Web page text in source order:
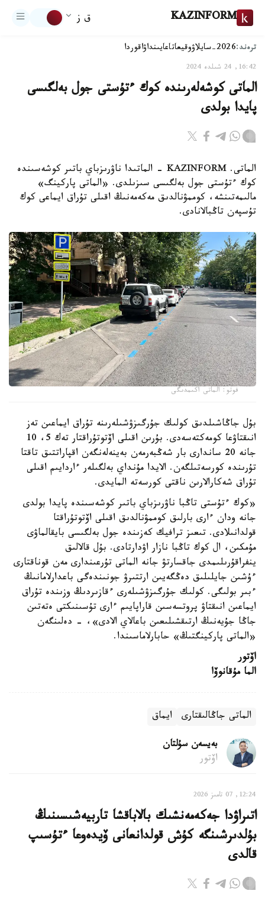
KAZINFORM ق ز
ترەند:2026-سايلاۋ وقيعاتاعايىنداۋاقوردا
16:42, 24 شىلدە 2024
الماتى كوشەلەرىندە كوك ءتۇستى جول بەلگىسى
پايدا بولدى
الماتى. KAZINFORM - الماتىدا ناۋرىزباي باتىر كوشەسىندە
كوك ءتۇستى جول بەلگىسى سىزىلدى. «الماتى پاركينگ»
مالىمەتىنشە، كوممۋنالدىق مەكەمەنىڭ اقىلى تۇراق ايماعى كوك
تۇسپەن تاڭبالانادى.
فوتو: الماتى اكىمدىگى
بۇل جاڭاشىلدىق كولىك جۇرگىزۋشىلەرىنە تۇراق ايماعىن تەز
انىقتاۋعا كومەكتەسەدى. بۇرىن اقىلى اۆتوتۇراقتار تەك 5، 10
جانە 20 ساندارى بار شەڭبەرمەن بەينەلەنگەن اقپاراتتىق تاقتا
تۇرىندە كورسەتىلگەن. الايدا مۇنداي بەلگىلەر ءاردايىم اقىلى
تۇراق شەكارالارىن ناقتى كورسەتە المايدى.
«كوك ءتۇستى تاڭبا ناۋرىزباي باتىر كوشەسىندە پايدا بولدى
جانە ودان ءارى بارلىق كوممۋنالدىق اقىلى اۆتوتۇراقتا
قولدانىلادى. تىعىز ترافيك كەزىندە جول بەلگىسى بايقالماۋى
مۇمكىن، ال كوك تاڭبا نازار اۋدارتادى. بۇل قالالىق
ينفراقۇرىلىمدى جاقسارتۋ جانە الماتى تۇرعىندارى مەن قوناقتارى
ءۇشىن جايلىلىق دەڭگەيىن ارتتىرۋ جونىندەگى باعدارلامانىڭ
ءبىر بولىگى. كولىك جۇرگىزۋشىلەرى ءقازىردىڭ وزىندە تۇراق
ايماعىن انىقتاۋ پروتسەسىن قاراپايىم ءارى تۇسىنىكتى ەتەتىن
جاڭا جۇيەنىڭ ارتىقشىلىعىن باعالاي الادى»، - دەلىنگەن
«الماتى پاركينگتىڭ» حابارلاماسىندا.
اۆتور
الما مۇقانوۆا
الماتى جاڭالىقتارى ايماق
بەيسەن سۇلتان
اۆتور
12:24, 07 تامىز 2026
اتىراۋدا جەكەمەنشىك بالاباقشا تاربيەشىسىنىڭ
بۇلدىرشىنگە كۇش قولدانعانى ۆيدەوعا ءتۇسىپ
قالدى